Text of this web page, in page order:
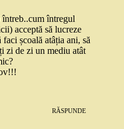
întregul
acceptă să lucreze
școală atâția ani, să
zi de zi un mediu atât
RĂSPUNDE